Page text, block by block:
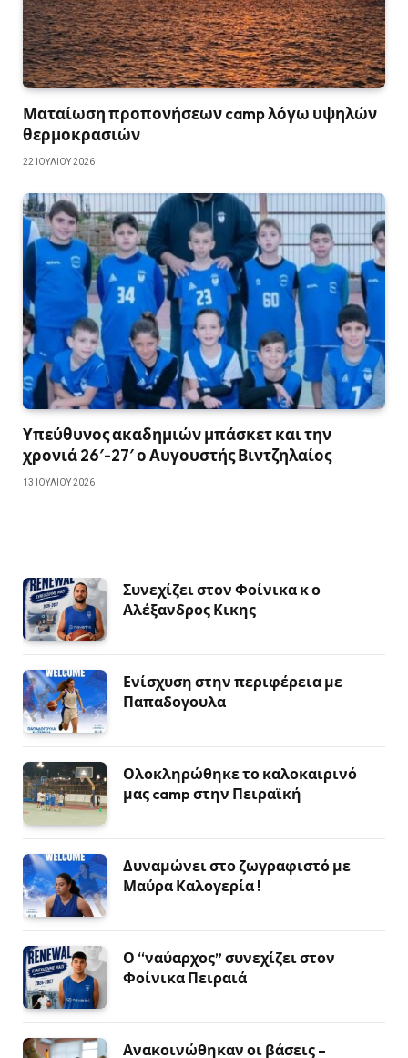
Ματαίωση προπονήσεων camp λόγω υψηλών
θερμοκρασιών
22 ΙΟΥΛΊΟΥ 2026
Υπεύθυνος ακαδημιών μπάσκετ και την
χρονιά 26′-27′ ο Αυγουστής Βιντζηλαίος
13 ΙΟΥΛΊΟΥ 2026
Συνεχίζει στον Φοίνικα κ ο
Αλέξανδρος Κικης
Ενίσχυση στην περιφέρεια με
Παπαδογουλα
Ολοκληρώθηκε το καλοκαιρινό
μας camp στην Πειραϊκή
Δυναμώνει στο ζωγραφιστό με
Μαύρα Καλογερία !
Ο “ναύαρχος” συνεχίζει στον
Φοίνικα Πειραιά
Ανακοινώθηκαν οι βάσεις –